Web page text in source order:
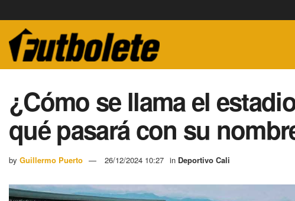
¿Cómo se llama el
qué pasará con su
by Guillermo Puerto 26/12/2024 10:27 in Deportivo Cali